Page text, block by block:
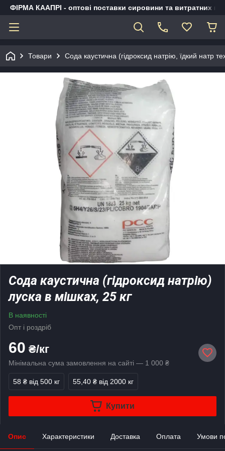
ФІРМА КААПРІ - оптові поставки сировини та витратних
Товари Сода каустична (гідроксид натрію, їдкий натр
Сода каустична (гідроксид натрію)
луска в мішках, 25 кг
В наявності
Опт і роздріб
60 ₴/кг
Мінімальна сума замовлення на сайті — 1 000 ₴
58 ₴ від 500 кг 55,40 ₴ від 2000 кг
Купити
Опис Характеристики Доставка Оплата Умови